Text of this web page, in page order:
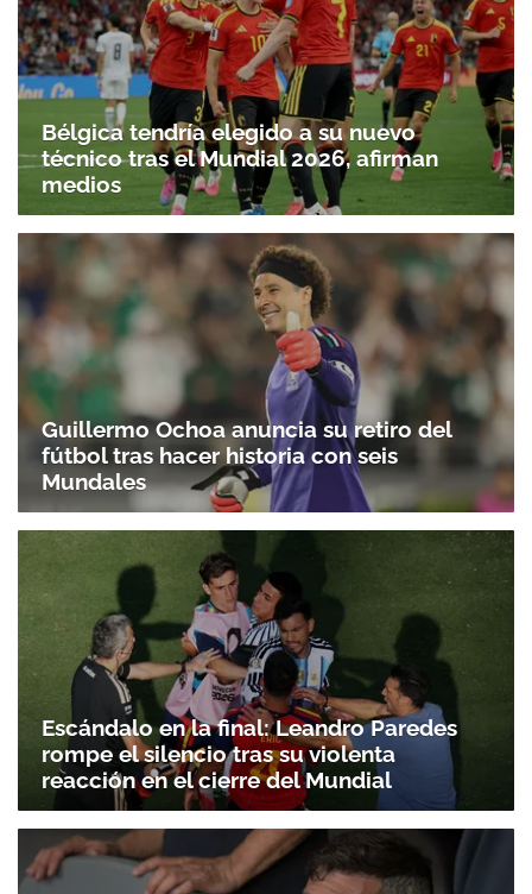
Gracias por suscribirte a nuestro boletín.
ACEPTAR
Bélgica tendría elegido a su nuevo
técnico tras el Mundial 2026, afirman
medios
Guillermo Ochoa anuncia su retiro del
fútbol tras hacer historia con seis
Mundales
Escándalo en la final: Leandro Paredes
rompe el silencio tras su violenta
reacción en el cierre del Mundial